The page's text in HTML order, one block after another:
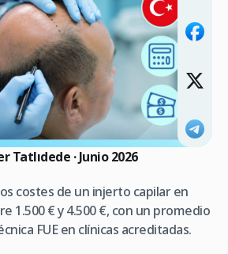
Tatlıdede · Junio 2026
costes de un injerto capilar en
1.500 € y 4.500 €, con un promedio
FUE en clínicas acreditadas.